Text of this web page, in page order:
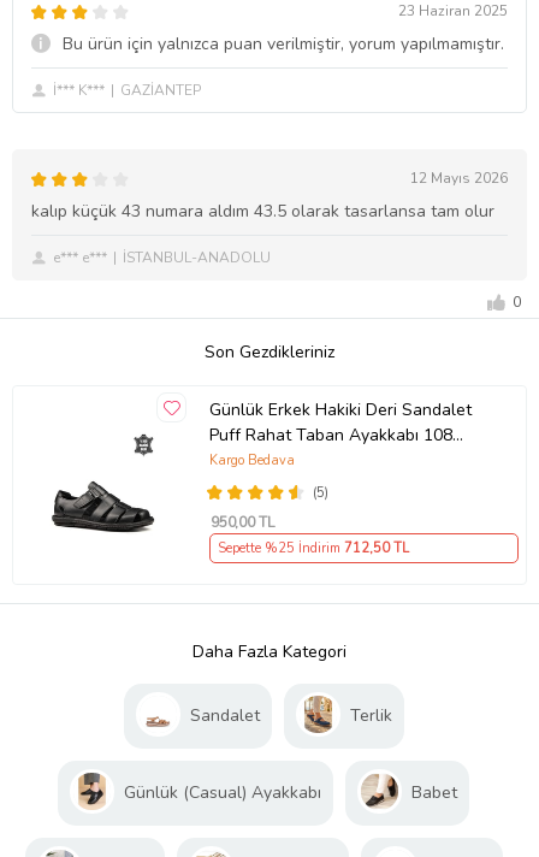
23 Haziran 2025
Bu ürün için yalnızca puan verilmiştir, yorum yapılmamıştır.
İ*** K*** GAZİANTEP
12 Mayıs 2026
kalıp küçük 43 numara aldım 43.5 olarak tasarlansa tam olur
e*** e*** İSTANBUL-ANADOLU
0
Son Gezdikleriniz
Günlük Erkek Hakiki Deri Sandalet
Puff Rahat Taban Ayakkabı 108
(Siyah)
(5)
Kargo Bedava
950,00 TL
Sepette %25 İndirim 712,50 TL
Daha Fazla Kategori
Sandalet Terlik
Günlük (Casual) Ayakkabı Babet